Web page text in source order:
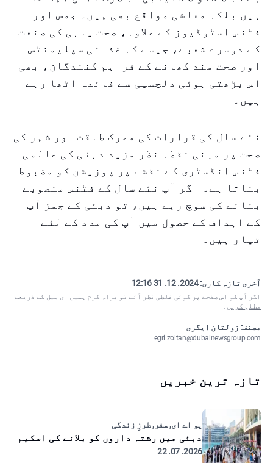
ہیں بلکہ معاشی مواقع بھی ہیں۔ جمس اور
فٹنس اسٹوڈیوز کے علاوہ، صحت یابی کی صنعت
کے دوسرے شعبے، جیسے کہ غذائی سپلیمنٹس
اور صحت مند کھانے کے فراہم کنندگان، بھی
اس بڑھتی ہوئی دلچسپی سے فائدہ اٹھا رہے
ہیں۔
نئے سال کی قرارات کی محرک طاقت اور شہر کی
صحت پر مبنی نقطہ نظر مزید دبئی کی عالمی
فٹنس انڈسٹری کے نقشے پر پوزیشن کو مضبوط
بناتا ہے۔ اگر آپ نئے سال کے فٹنس منصوبے
بنانے کی سوچ رہے ہیں، تو دبئی کے جمز آپ
کے اہداف کے حصول میں آپ کی مدد کے لئے
تیار ہیں۔
آخری تازہ کاری:2024. 12. 31 12:16
اگر آپ کو اس صفحے پر کوئی غلطی نظر آئے تو براہ کرم ہمیں ای میل کے ذریعے
مطلع کریں ۔
مصنف: زولتان ایگری
egri.zoltan@dubainewsgroup.com
تازہ ترین خبریں
یو اے ای, سفر, طرزِ زندگی
دبئی میں رشتہ داروں کو بلانے کی اسکیم
2026. 07. 22